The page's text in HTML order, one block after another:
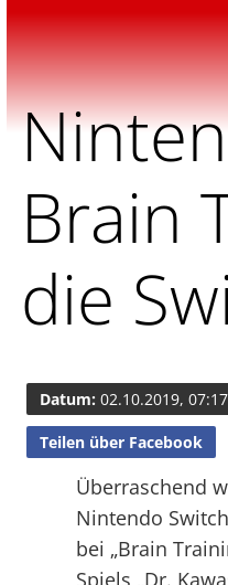
Brain
die
Datum: 02.10.2019,
Teilen über Facebook
Überraschend
Nintendo
bei „Brain
Spiels „Dr.